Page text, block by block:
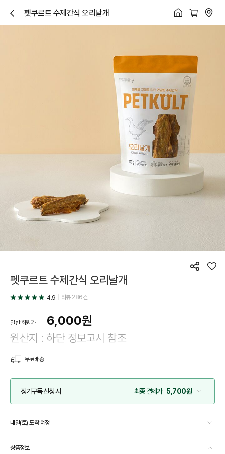
닫
기
펫쿠르트 수제간식 오리날개
공
좋
펫쿠르트 수제간식 오리날개
4.9 리뷰286건
일반 회원가 6,000원
원산지 : 하단 정보고시 참조
무료배송
정기구독 신청 시 최종 결제가 5,700원
내일(토) 도착 예정
상품정보